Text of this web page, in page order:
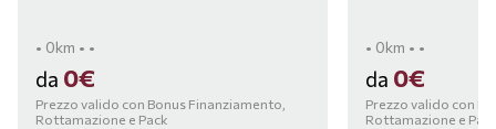
• 0km • •
da 0€
Prezzo valido con Bonus Finanziamento,
Rottamazione e Pack
• 0km • •
da 0€
Prezzo valido con
Rottamazione e